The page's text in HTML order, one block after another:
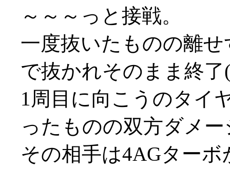
～～～っと接戦。
一度抜いたものの離
で抜かれそのまま終了
1周目に向こうのタイ
ったものの双方ダメ
その相手は4AGター